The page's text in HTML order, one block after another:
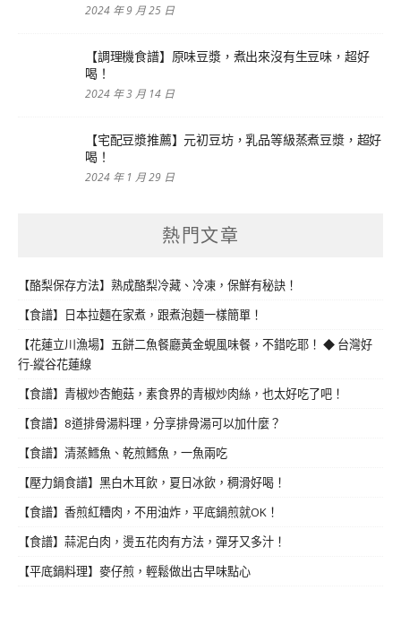
2024 年 9 月 25 日
【調理機食譜】原味豆漿，煮出來沒有生豆味，超好
喝！
2024 年 3 月 14 日
【宅配豆漿推薦】元初豆坊，乳品等級蒸煮豆漿，超好
喝！
2024 年 1 月 29 日
熱門文章
【酪梨保存方法】熟成酪梨冷藏、冷凍，保鮮有秘訣！
【食譜】日本拉麵在家煮，跟煮泡麵一樣簡單！
【花蓮立川漁場】五餅二魚餐廳黃金蜆風味餐，不錯吃耶！ ◆ 台灣好
行-縱谷花蓮線
【食譜】青椒炒杏鮑菇，素食界的青椒炒肉絲，也太好吃了吧！
【食譜】8道排骨湯料理，分享排骨湯可以加什麼？
【食譜】清蒸鱈魚、乾煎鱈魚，一魚兩吃
【壓力鍋食譜】黑白木耳飲，夏日冰飲，稠滑好喝！
【食譜】香煎紅糟肉，不用油炸，平底鍋煎就OK！
【食譜】蒜泥白肉，燙五花肉有方法，彈牙又多汁！
【平底鍋料理】麥仔煎，輕鬆做出古早味點心